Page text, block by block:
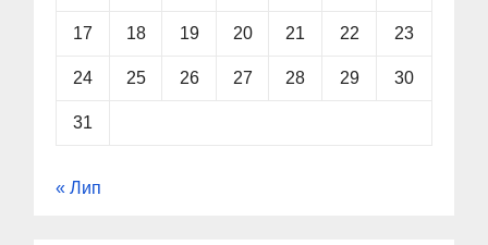
17 18 19 20 21 22 23
24 25 26 27 28 29 30
31
« Лип